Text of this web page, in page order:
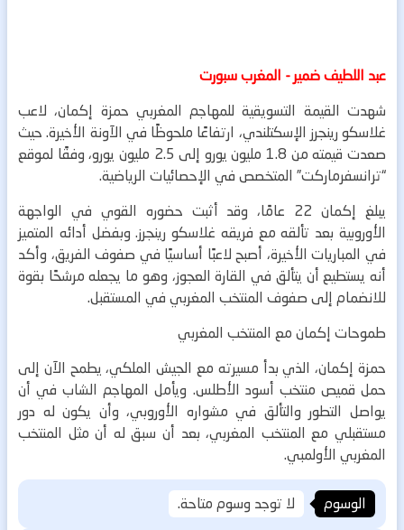
عبد اللطيف ضمير - المغرب سبورت
شهدت القيمة التسويقية للمهاجم المغربي حمزة إكمان، لاعب
غلاسكو رينجرز الإسكتلندي، ارتفاعًا ملحوظًا في الآونة الأخيرة. حيث
صعدت قيمته من 1.8 مليون يورو إلى 2.5 مليون يورو، وفقًا لموقع
“ترانسفرماركت” المتخصص في الإحصائيات الرياضية.
يبلغ إكمان 22 عامًا، وقد أثبت حضوره القوي في الواجهة
الأوروبية بعد تألقه مع فريقه غلاسكو رينجرز. وبفضل أدائه المتميز
في المباريات الأخيرة، أصبح لاعبًا أساسيًا في صفوف الفريق، وأكد
أنه يستطيع أن يتألق في القارة العجوز، وهو ما يجعله مرشحًا بقوة
للانضمام إلى صفوف المنتخب المغربي في المستقبل.
طموحات إكمان مع المنتخب المغربي
حمزة إكمان، الذي بدأ مسيرته مع الجيش الملكي، يطمح الآن إلى
حمل قميص منتخب أسود الأطلس. ويأمل المهاجم الشاب في أن
يواصل التطور والتألق في مشواره الأوروبي، وأن يكون له دور
مستقبلي مع المنتخب المغربي، بعد أن سبق له أن مثل المنتخب
المغربي الأولمبي.
الوسوم لا توجد وسوم متاحة.